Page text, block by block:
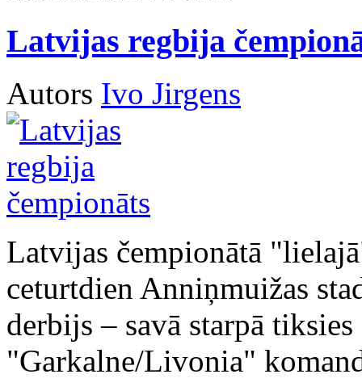
Latvijas regbija
Autors Ivo Jirgens
Latvijas čempionātā
ceturtdien Anniņmuižas
derbijs – savā starpā
"Garkalne/Livonia"